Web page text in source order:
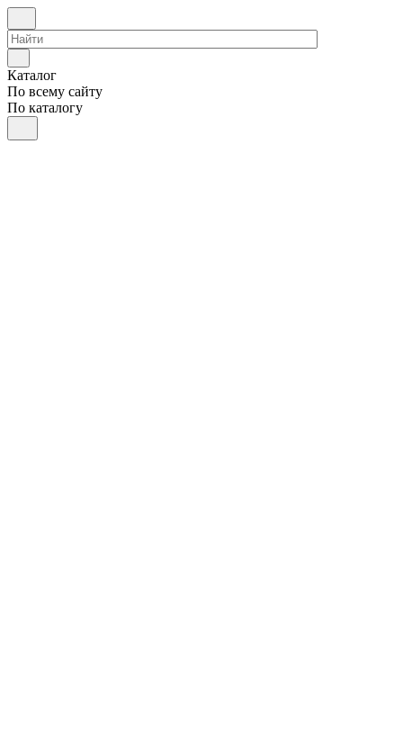
Каталог
По всему сайту
По каталогу